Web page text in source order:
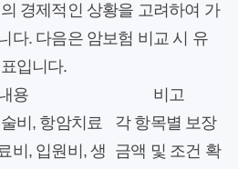
경제적인 상황을 고려하여 가
다. 다음은 암보험 비교 시 유
입니다.
용 비고
비, 항암치료
비, 입원비, 생
각 항목별 보장
금액 및 조건 확